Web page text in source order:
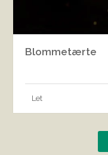
Blommetærte
Let